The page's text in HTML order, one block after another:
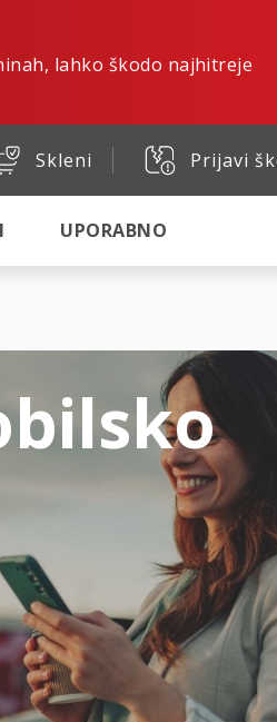
lahko škodo najhitreje
Skleni Prijavi
UPORABNO